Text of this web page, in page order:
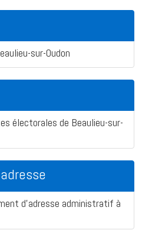
sur-Oudon
électorales de Beaulieu-sur-
d'adresse administratif à